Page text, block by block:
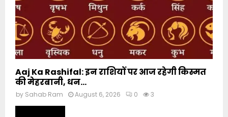
Aaj Ka Rashifal: इन राशियों पर आज रहेगी किस्मत
की मेहरबानी, धन...
by Sahab Ram August 6, 2026 0 3